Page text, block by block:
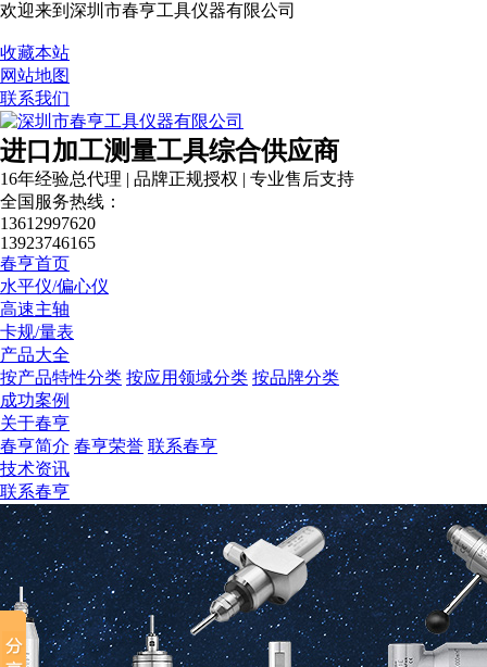
欢迎来到深圳市春亨工具仪器有限公司
收藏本站
网站地图
联系我们
进口加工测量工具综合供应商
16年经验总代理 | 品牌正规授权 | 专业售后支持
全国服务热线：
13612997620
13923746165
春亨首页
水平仪/偏心仪
高速主轴
卡规/量表
产品大全
按产品特性分类 按应用领域分类 按品牌分类
成功案例
关于春亨
春亨简介 春亨荣誉 联系春亨
技术资讯
联系春亨
税务登记证